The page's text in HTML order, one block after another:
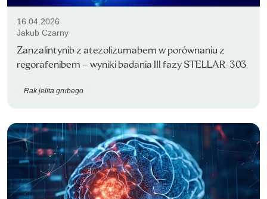
16.04.2026
Jakub Czarny
Zanzalintynib z atezolizumabem w porównaniu z
regorafenibem – wyniki badania III fazy STELLAR-303
Rak jelita grubego